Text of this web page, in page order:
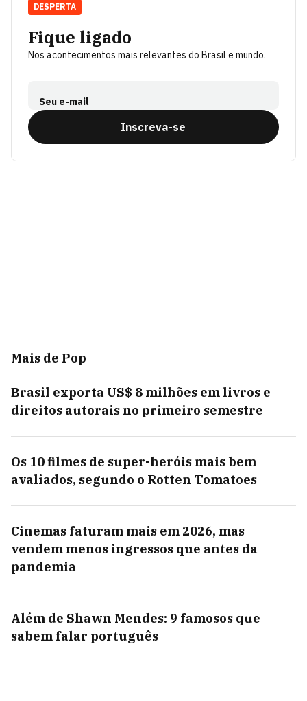
Fique ligado
Nos acontecimentos mais relevantes do Brasil e mundo.
Seu e-mail
Inscreva-se
DESPERTA
Mais de Pop
Brasil exporta US$ 8 milhões em livros e
direitos autorais no primeiro semestre
Os 10 filmes de super-heróis mais bem
avaliados, segundo o Rotten Tomatoes
Cinemas faturam mais em 2026, mas
vendem menos ingressos que antes da
pandemia
Além de Shawn Mendes: 9 famosos que
sabem falar português